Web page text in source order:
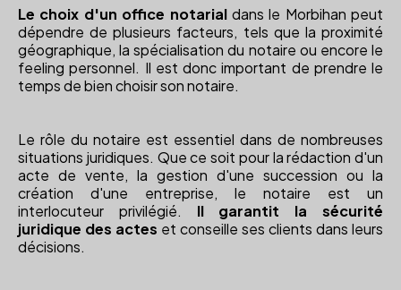
Le choix d'un office notarialdans le Morbihan peut
dépendre de plusieurs facteurs, tels que la proximité
géographique, la spécialisation du notaire ou encore le
feeling personnel. Il est donc important de prendre le
temps de bien choisir son notaire.
Le rôle du notaire est essentiel dans de nombreuses
situations juridiques. Que ce soit pour la rédaction d'un
acte de vente, la gestion d'une succession ou la
création d'une entreprise, le notaire est un
interlocuteur privilégié. Il garantit la sécurité
juridique des actes et conseille ses clients dans leurs
décisions.